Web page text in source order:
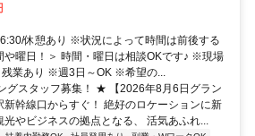
休憩あり ※状況によって時間は前後する
や曜日！＞ 時間・曜日は相談OKです♪ ※現場
残業あり ※週3日～OK ※希望の...
グスタッフ募集！ ★ 【2026年8月6日グラン
新幹線口からすぐ！ 絶好のロケーションに新
光やビジネスの拠点となる、 活気あふれ...